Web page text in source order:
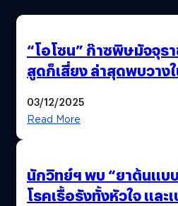
“โอโซน” ก๊าซพิษมัจจุร
สูดก็เสี่ยง ล่าสุดพบวาง
03/12/2025
Read More
นักวิทย์ฯ พบ “ยาต้นแบ
โรคเรื้อรังทั้งหัวใจ และ